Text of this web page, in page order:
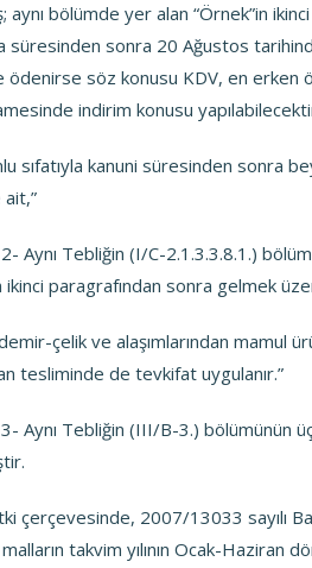
aynı bölümde yer alan “Örnek”in
süresinden sonra 20 Ağustos
ödenirse söz konusu KDV, en erken
indirim konusu
sıfatıyla kanuni süresinden sonra
Aynı Tebliğin (I/C-2.1.3.3.8.1.)
ikinci paragrafından sonra gelmek
demir-çelik ve alaşımlarından mamul
tesliminde de tevkifat uygulanır.”
Aynı Tebliğin (III/B-3.) bölümünün
çerçevesinde, 2007/13033 sayılı
takvim yılının Ocak-